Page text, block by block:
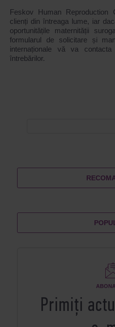
Feskov Human Reproduction
clienți din întreaga lume, iar
oportunitățile maternității
formularul de solicitare și
internaționale vă va
întrebărilor.
Primiți